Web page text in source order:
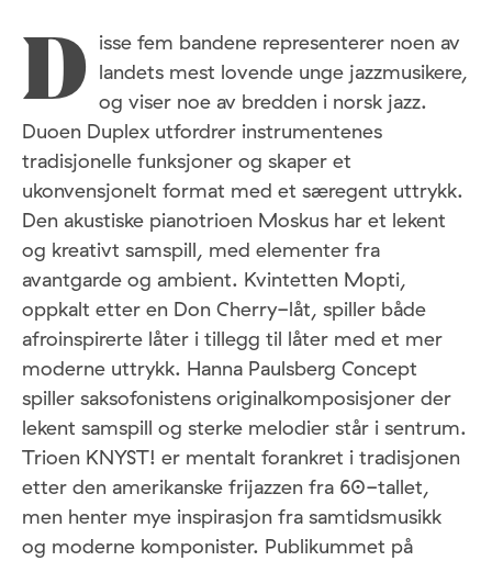
D isse fem bandene representerer noen av
landets mest lovende unge jazzmusikere,
og viser noe av bredden i norsk jazz.
Duoen Duplex utfordrer instrumentenes
tradisjonelle funksjoner og skaper et
ukonvensjonelt format med et særegent uttrykk.
Den akustiske pianotrioen Moskus har et lekent
og kreativt samspill, med elementer fra
avantgarde og ambient. Kvintetten Mopti,
oppkalt etter en Don Cherry-låt, spiller både
afroinspirerte låter i tillegg til låter med et mer
moderne uttrykk. Hanna Paulsberg Concept
spiller saksofonistens originalkomposisjoner der
lekent samspill og sterke melodier står i sentrum.
Trioen KNYST! er mentalt forankret i tradisjonen
etter den amerikanske frijazzen fra 60-tallet,
men henter mye inspirasjon fra samtidsmusikk
og moderne komponister. Publikummet på